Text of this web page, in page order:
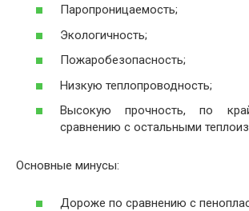
Паропроницаемость;
Экологичность;
Пожаробезопасность;
Низкую теплопроводность;
Высокую прочность, по
сравнению с остальными
Основные минусы:
Дороже по сравнению с